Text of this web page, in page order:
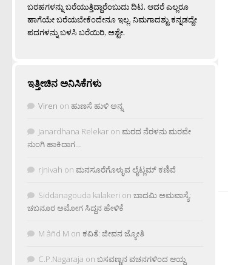
ಬರಹಗಳನ್ನು ಬರೆಯುತ್ತಿದ್ದಾರೆಂಬುದು ದಿಟ. ಆದರೆ ಎಲ್ಲರೂ
ಹಾಗೆಯೇ ಬರೆಯಬೇಕೆಂದೇನೂ ಇಲ್ಲ. ನಿಮಗಾದಶ್ಟು ಕನ್ನಡದ್ದೇ
ಪದಗಳನ್ನು ಬಳಸಿ ಬರೆಯಿರಿ, ಅಶ್ಟೇ.
ಇತ್ತೀಚಿನ ಅನಿಸಿಕೆಗಳು
Viren on ಹುಣಸೆ ಹುಳಿ ಅನ್ನ
Janardhana Relekar on ಮರದ ನೆರಳನು ಮರವೇ
ನುಂಗಿ ಹಾಕಿದಾಗ…
rjnivah on ಮನಸೂರೆಗೊಳ್ಳುವ ಲೈಟ್ಲಮ್ ಕಣಿವೆ
Siddanagouda kalakeri on ಬಾದಮಿ ಅಮವಾಸ್ಯೆ:
ಚಬನೂರ ಅಮೋಗ ಸಿದ್ದನ ಹೇಳಿಕೆ
M âñd M on ಕವಿತೆ: ಜೀವನ ಜ್ಯೋತಿ
C.P.Nagaraja on ಬಸವಣ್ಣನ ವಚನಗಳಿಂದ ಆಯ್ದ